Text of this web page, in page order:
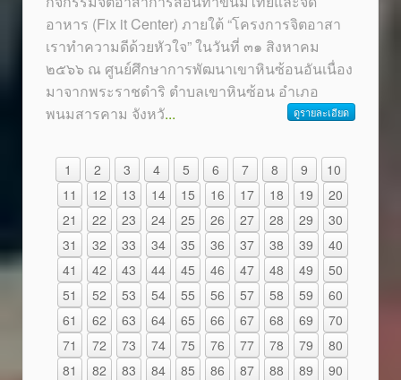
อาหาร (Fix it Center) ภายใต้ “โครงการจิตอาสา
เราทำความดีด้วยหัวใจ” ในวันที่ ๓๑ สิงหาคม
๒๕๖๖ ณ ศูนย์ศึกษาการพัฒนาเขาหินซ้อนอันเนื่อง
มาจากพระราชดำริ ตำบลเขาหินซ้อน อำเภอ
พนมสารคาม จังหวั... ดูรายละเอียด
1 2 3 4 5 6 7 8 9
10
11
12 13 14 15 16 17 18 19
20
21
22 23 24 25 26 27 28 29
30
31
32 33 34 35 36 37 38 39
40
41
42 43 44 45 46 47 48 49
50
51
52 53 54 55 56 57 58 59
60
61
62 63 64 65 66 67 68 69
70
71
72 73 74 75 76 77 78 79
80
81
82 83 84 85 86 87 88 89
90